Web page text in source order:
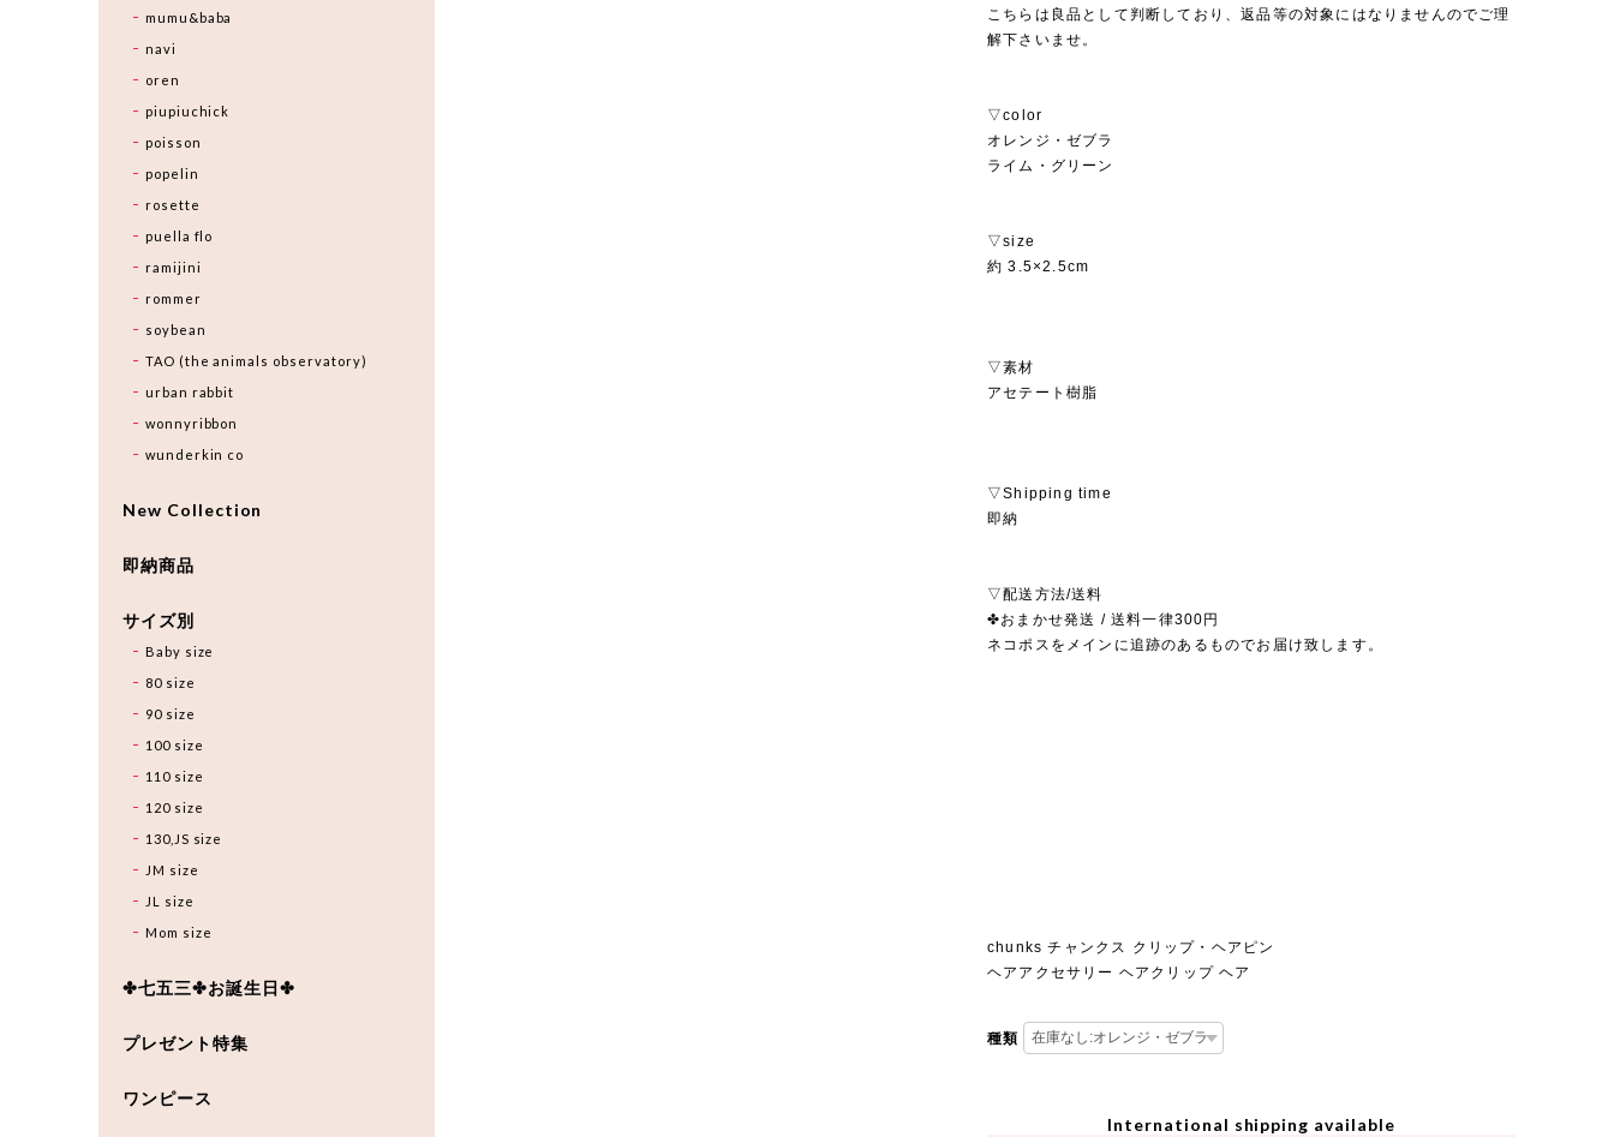
こちらは良品として判断しており、返品等の対象にはなりませんのでご理
解下さいませ。
▽color
オレンジ・ゼブラ
ライム・グリーン
▽size
約 3.5×2.5cm
▽素材
アセテート樹脂
▽Shipping time
即納
▽配送方法/送料
✤おまかせ発送 / 送料一律300円
ネコポスをメインに追跡のあるものでお届け致します。
chunks チャンクス クリップ・ヘアピン
ヘアアクセサリー ヘアクリップ ヘア
種類
International shipping available
mumu&baba
navi
oren
piupiuchick
poisson
popelin
rosette
puella flo
ramijini
rommer
soybean
TAO (the animals observatory)
urban rabbit
wonnyribbon
wunderkin co
New Collection
即納商品
サイズ別
Baby size
80 size
90 size
100 size
110 size
120 size
130,JS size
JM size
JL size
Mom size
✤七五三✤お誕生日✤
プレゼント特集
ワンピース